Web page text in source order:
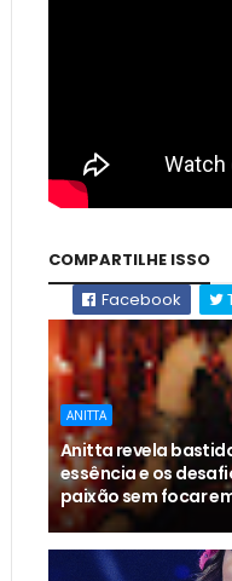
COMPARTILHE ISSO
Facebook
ANITTA
Anitta revela
essência e os
paixão sem focar